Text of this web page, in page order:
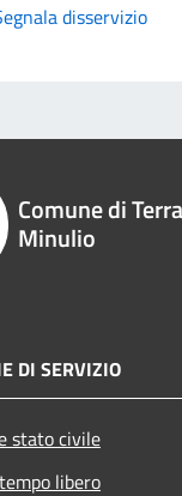
disservizio
Comune di
Minulio
DI SERVIZIO
stato civile
libero